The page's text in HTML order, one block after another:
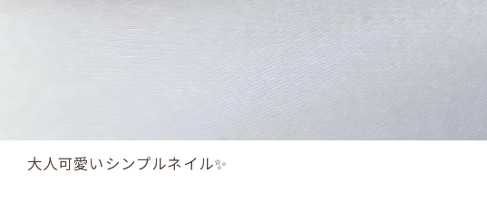
大人可愛いシンプルネイル✨️